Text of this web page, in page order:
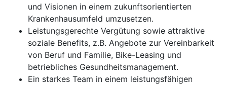
und Visionen in einem zukunftsorientierten
Krankenhausumfeld umzusetzen.
Leistungsgerechte Vergütung sowie attraktive
soziale Benefits, z.B. Angebote zur Vereinbarkeit
von Beruf und Familie, Bike-Leasing und
betriebliches Gesundheitsmanagement.
Ein starkes Team in einem leistungsfähigen